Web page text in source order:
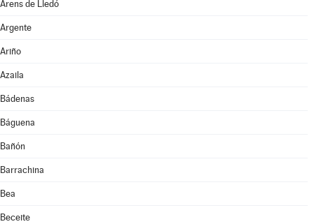
Arens de Lledó
Argente
Ariño
Azaila
Bádenas
Báguena
Bañón
Barrachina
Bea
Beceite